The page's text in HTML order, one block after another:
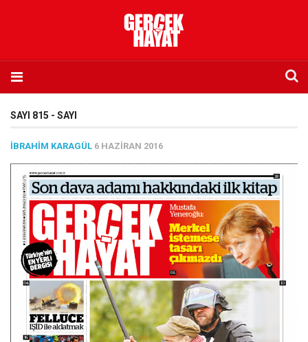
İletişim
Abone olmak istiyorum
Satış noktası listesi
Eksik sayıların temini
Sosyal Medya
Twitter
Facebook
Instagram
SAYI 815 - SAYI
İBRAHIM KARAGÜL 6 HAZIRAN 2016